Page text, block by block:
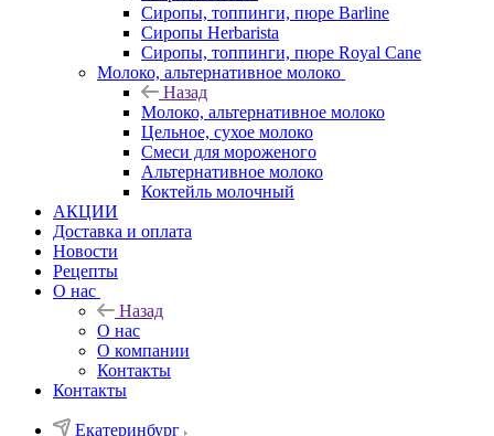
Сиропы, топпинги, пюре Barline
Сиропы Herbarista
Сиропы, топпинги, пюре Royal Cane
Молоко, альтернативное молоко
Назад
Молоко, альтернативное молоко
Цельное, сухое молоко
Смеси для мороженого
Альтернативное молоко
Коктейль молочный
АКЦИИ
Доставка и оплата
Новости
Рецепты
О нас
Назад
О нас
О компании
Контакты
Контакты
Екатеринбург